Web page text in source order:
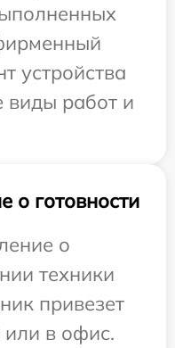
устройства
виды работ и
о готовности
о
техники
привезет
в офис.